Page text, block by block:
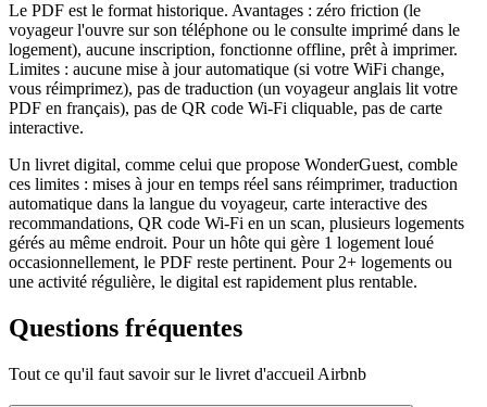
Le PDF est le format historique. Avantages : zéro friction (le
voyageur l'ouvre sur son téléphone ou le consulte imprimé dans le
logement), aucune inscription, fonctionne offline, prêt à imprimer.
Limites : aucune mise à jour automatique (si votre WiFi change,
vous réimprimez), pas de traduction (un voyageur anglais lit votre
PDF en français), pas de QR code Wi-Fi cliquable, pas de carte
interactive.
Un livret digital, comme celui que propose WonderGuest, comble
ces limites : mises à jour en temps réel sans réimprimer, traduction
automatique dans la langue du voyageur, carte interactive des
recommandations, QR code Wi-Fi en un scan, plusieurs logements
gérés au même endroit. Pour un hôte qui gère 1 logement loué
occasionnellement, le PDF reste pertinent. Pour 2+ logements ou
une activité régulière, le digital est rapidement plus rentable.
Questions fréquentes
Tout ce qu'il faut savoir sur le livret d'accueil Airbnb